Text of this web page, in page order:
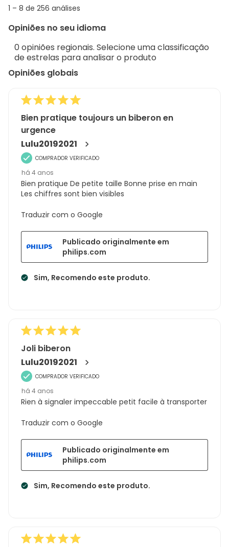
1
8
256
análises
1 – 8 de 256 análises
Opiniões no seu idioma
0 opiniões regionais. Selecione uma classificação
de estrelas para analisar o produto
Opiniões globais
Bien pratique toujours un biberon en
urgence
Lulu20192021
COMPRADOR VERIFICADO
há 4 anos
Bien pratique De petite taille Bonne prise en main
Les chiffres sont bien visibles
Traduzir com o Google
Sim, Recomendo este produto.
Publicado originalmente em
philips.com
Joli biberon
Lulu20192021
COMPRADOR VERIFICADO
há 4 anos
Rien à signaler impeccable petit facile à transporter
Traduzir com o Google
Sim, Recomendo este produto.
Publicado originalmente em
philips.com